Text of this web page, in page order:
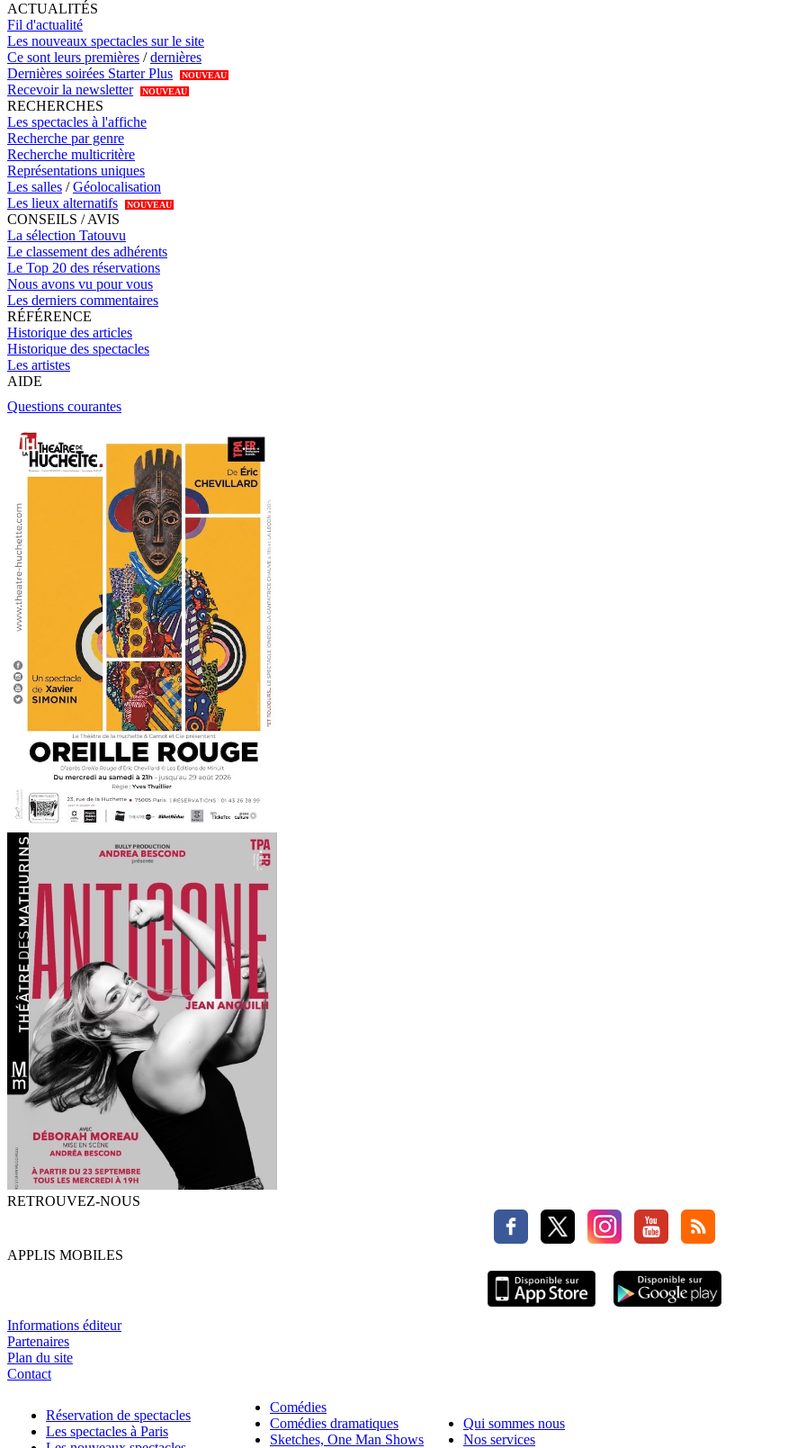
ACTUALITÉS
Fil d'actualité
Les nouveaux spectacles sur le site
Ce sont leurs premières /dernières
Dernières soirées Starter Plus
NOUVEAU
Recevoir la newsletter NOUVEAU
RECHERCHES
Les spectacles à l'affiche
Recherche par genre
Recherche multicritère
Représentations uniques
Les salles /Géolocalisation
Les lieux alternatifs
NOUVEAU
CONSEILS / AVIS
La sélection Tatouvu
Le classement des adhérents
Le Top 20 des réservations
Nous avons vu pour vous
Les derniers commentaires
RÉFÉRENCE
Historique des articles
Historique des spectacles
Les artistes
AIDE
Questions courantes
RETROUVEZ-NOUS
APPLIS MOBILES
Informations éditeur
Partenaires
Plan du site
Contact
Réservation de spectacles
Les spectacles à Paris
Comédies
Comédies dramatiques
Sketches, One Man Shows
Qui sommes nous
Nos services